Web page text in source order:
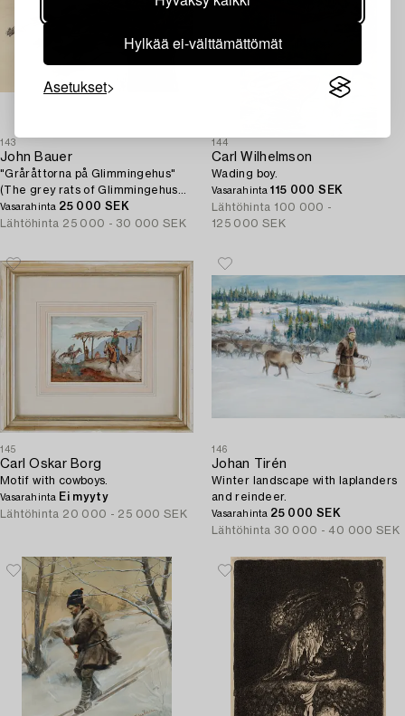
Hylkää ei-välttämättömät
Asetukset
143
John Bauer
"Gråråttorna på Glimmingehus"
(The grey rats of Glimmingehus
Castle).
Vasarahinta 25 000 SEK
Lähtöhinta 25 000 - 30 000 SEK
144
Carl Wilhelmson
Wading boy.
Vasarahinta115 000 SEK
Lähtöhinta 100 000 -
125 000 SEK
145
Carl Oskar Borg
Motif with cowboys.
Vasarahinta Ei myyty
Lähtöhinta 20 000 - 25 000 SEK
146
Johan Tirén
Winter landscape with laplanders
and reindeer.
Vasarahinta 25 000 SEK
Lähtöhinta 30 000 - 40 000 SEK